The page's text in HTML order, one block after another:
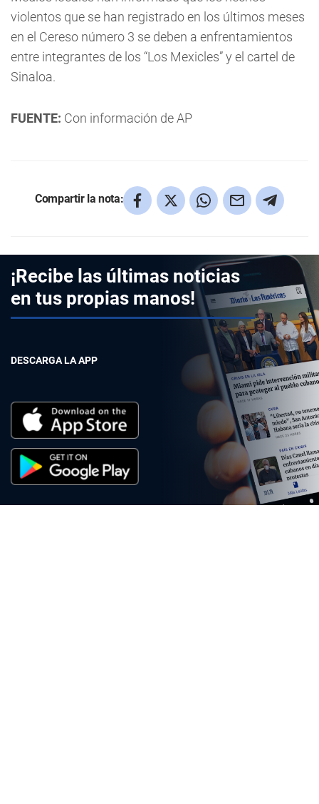
violentos que se han registrado en los últimos meses
en el Cereso número 3 se deben a enfrentamientos
entre integrantes de los “Los Mexicles” y el cartel de
Sinaloa.
FUENTE: Con información de AP
Compartir la nota:
¡Recibe las últimas noticias
en tus propias manos!
DESCARGA LA APP